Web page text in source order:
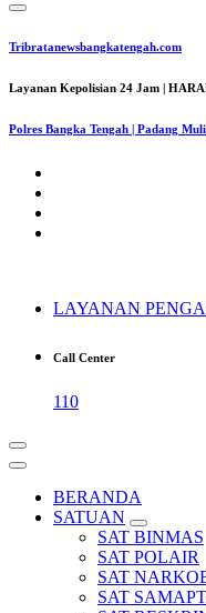
Tribratanewsbangkatengah.com
Layanan Kepolisian 24 Jam |
Polres Bangka Tengah | Padang
LAYANAN
Call Center
110
BERANDA
SATUAN
SAT BINMAS
SAT POLAIR
SAT
SAT